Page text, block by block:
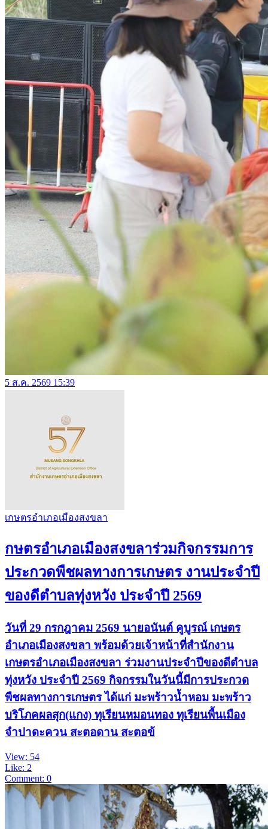
5 ส.ค. 2569 15:39
เกษตรอำเภอเมืองสงขลา
กษตรอำเภอเมืองสงขลาร่วมกิจกรรมการ
ประกวดพืชผลทางการเกษตร งานประจำปี
ของดีตำบลทุ่งหวัง ประจำปี 2569
วันที่ 29 กรกฎาคม 2569 นายอนันต์ คูบูรณ์ เกษตร
อำเภอเมืองสงขลา พร้อมด้วยเจ้าหน้าที่สำนักงาน
เกษตรอำเภอเมืองสงขลา ร่วมงานประจำปีของดีตำบล
ทุ่งหวัง ประจำปี 2569 กิจกรรมในวันนี้มีการประกวด
พืชผลทางการเกษตร ได้แก่ มะพร้าวน้ำหอม มะพร้าว
บริโภคผลสุก(แกง) ทุเรียนหมอนทอง ทุเรียนพื้นเมือง
จำปาดะควน สะตอดาน สะตอข้
View: 54
Like: 2
Comment: 0